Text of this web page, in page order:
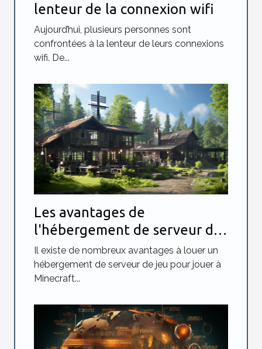
lenteur de la connexion wifi
Aujourd’hui, plusieurs personnes sont
confrontées à la lenteur de leurs connexions
wifi. De...
Les avantages de
l'hébergement de serveur de
jeu Minecraft
Il existe de nombreux avantages à louer un
hébergement de serveur de jeu pour jouer à
Minecraft...